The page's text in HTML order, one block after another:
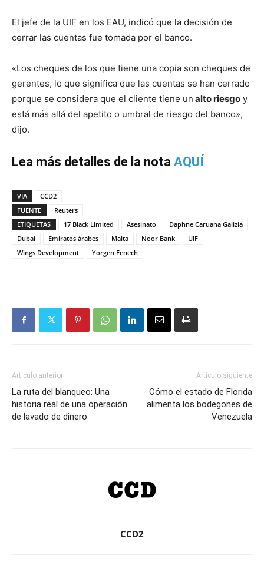
El jefe de la UIF en los EAU, indicó que la decisión de
cerrar las cuentas fue tomada por el banco.
«Los cheques de los que tiene una copia son cheques de
gerentes, lo que significa que las cuentas se han cerrado
porque se considera que el cliente tiene un alto riesgo y
está más allá del apetito o umbral de riesgo del banco»,
dijo.
Lea más detalles de la nota AQUÍ
VIA
CCD2
FUENTE
Reuters
ETIQUETAS
17 Black Limited Asesinato
Daphne Caruana Galizia
Dubai
Emiratos árabes Malta Noor Bank
UIF
Wings Development
Yorgen Fenech
Artículo anterior
La ruta del blanqueo: Una
historia real de una operación
de lavado de dinero
Artículo siguiente
Cómo el estado de Florida
alimenta los bodegones de
Venezuela
CCD2